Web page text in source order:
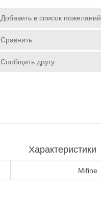
Добавить в список пожеланий
Сравнить
Сообщить другу
Характеристики
Mifine